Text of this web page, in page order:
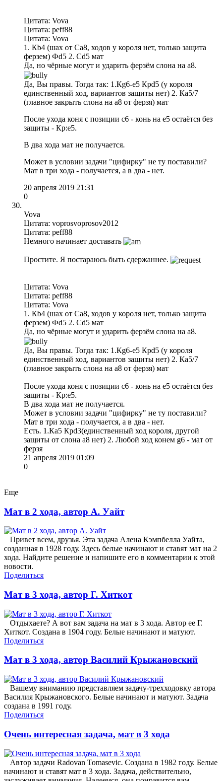
Цитата: Vova
Цитата: peff88
Цитата: Vova
1. Кb4 (шах от Сa8, ходов у короля нет, только защита
ферзем) Фd5 2. Сd5 мат
Да, но чёрные могут и ударить ферзём слона на а8.
Да, Вы правы. Тогда так: 1.Кg6-e5 Крd5 (у короля
единственный ход, вариантов защиты нет) 2. Кa5/7
(главное закрыть слона на а8 от ферзя) мат
После ухода коня с позиции с6 - конь на е5 остаётся без
защиты - Кр:е5.
В два хода мат не получается.
Может в условии задачи "цифирку" не ту поставили?
Мат в три хода - получается, а в два - нет.
20 апреля 2019 21:31
0
Vova
Цитата: voprosvoprosov2012
Цитата: peff88
Немного начинает доставать
Простите. Я постараюсь быть сдержаннее.
Цитата: Vova
Цитата: peff88
Цитата: Vova
1. Кb4 (шах от Сa8, ходов у короля нет, только защита
ферзем) Фd5 2. Сd5 мат
Да, но чёрные могут и ударить ферзём слона на а8.
Да, Вы правы. Тогда так: 1.Кg6-e5 Крd5 (у короля
единственный ход, вариантов защиты нет) 2. Кa5/7
(главное закрыть слона на а8 от ферзя) мат
После ухода коня с позиции с6 - конь на е5 остаётся без
защиты - Кр:е5.
В два хода мат не получается.
Может в условии задачи "цифирку" не ту поставили?
Мат в три хода - получается, а в два - нет.
Есть. 1.Ка5 Крd3(единственный ход короля, другой
защиты от слона а8 нет) 2. Любой ход конем g6 - мат от
ферзя
21 апреля 2019 01:09
0
Еще
Мат в 2 хода, автор А. Уайт
Привет всем, друзья. Эта задача Алена Кэмпбелла Уайта,
созданная в 1928 году. Здесь белые начинают и ставят мат на 2
хода. Найдите решение и напишите его в комментарии к этой
новости.
Поделиться
Мат в 3 хода, автор Г. Хиткот
Отдыхаете? А вот вам задача на мат в 3 хода. Автор ее Г.
Хиткот. Создана в 1904 году. Белые начинают и матуют.
Поделиться
Мат в 3 хода, автор Василий Крыжановский
Вашему вниманию представляем задачу-трехходовку автора
Василия Крыжановского. Белые начинают и матуют. Задача
создана в 1991 году.
Поделиться
Очень интересная задача, мат в 3 хода
Автор задачи Radovan Tomasevic. Создана в 1982 году. Белые
начинают и ставят мат в 3 хода. Задача, действительно,